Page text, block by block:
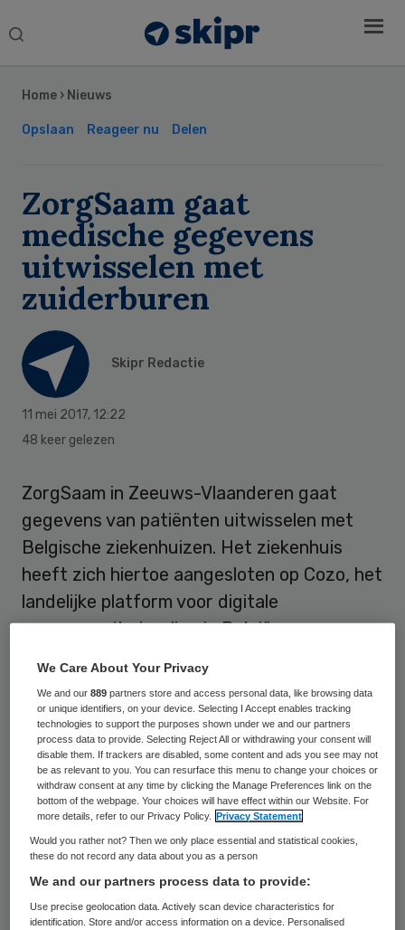
Search
Home › Nieuws
Opslaan Reageer nu Delen
ZorgSaam gaat
medische gegevens
uitwisselen met
zuiderburen
Skipr Redactie
11 mei 2017, 12:22
48 keer gelezen
ZorgSaam in Zeeuws-Vlaanderen gaat
gegevens van patiënten uitwisselen met
Belgische ziekenhuizen. Het ziekenhuis
heeft zich hiertoe aangesloten op Cozo, het
landelijke platform voor digitale
gegevensuitwisseling in België.
Door verschillen in de registratie van
patiëntgegevens in Nederland en België
was het tot nu toe niet mogelijk om
medische gegevens van Nederlandse
patiënten die een ingreep hebben
ondergaan in bijvoorbeeld het Universitair
Ziekenhuis (UZ) Gent, inzichtelijk te maken
in het patiëntensysteem (HiX) van
ZorgSaam. Dat verandert met de koppeling
aan Cozo,meldthet ziekenhuis.
Sidebar
We Care About Your Privacy
We and our889 partners store and access personal data, like browsing data
or unique identifiers, on your device. Selecting I Accept enables tracking
technologies to support the purposes shown under we and our partners
process data to provide. Selecting Reject All or withdrawing your consent will
disable them. If trackers are disabled, some content and ads you see may not
be as relevant to you. You can resurface this menu to change your choices or
withdraw consent at any time by clicking the Manage Preferences link on the
bottom of the webpage. Your choices will have effect within our Website. For
more details, refer to our Privacy Policy.
Privacy Statement
Would you rather not? Then we only place essential and statistical cookies,
these do not record any data about you as a person
We and our partners process data to provide:
Use precise geolocation data. Actively scan device characteristics for
identification. Store and/or access information on a device. Personalised